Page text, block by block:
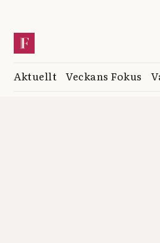
Aktuellt Veckans Fokus